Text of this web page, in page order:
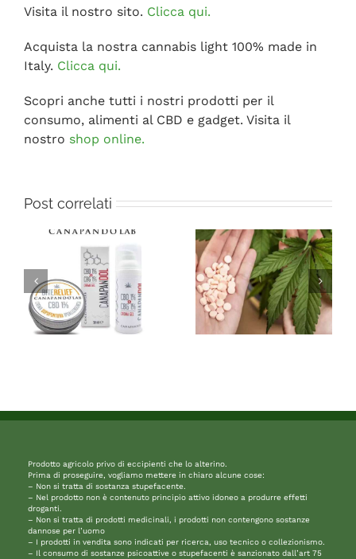
Visita il nostro sito. Clicca qui.
Acquista la nostra cannabis light 100% made in
Italy. Clicca qui.
Scopri anche tutti i nostri prodotti per il
consumo, alimenti al CBD e gadget. Visita il
nostro shop online.
Post correlati
Prodotto agricolo privo di eccipienti che lo alterino.
Prima di proseguire, vogliamo mettere in chiaro alcune cose:
– Non si tratta di sostanza stupefacente.
– Nel prodotto non è contenuto principio attivo idoneo a produrre effetti
droganti.
– Non si tratta di prodotti medicinali, i prodotti non contengono sostanze
dannose per l’uomo
– I prodotti in vendita sono indicati per ricerca, uso tecnico o collezionismo.
– Il consumo di sostanze psicoattive o stupefacenti è sanzionato dall’art 75